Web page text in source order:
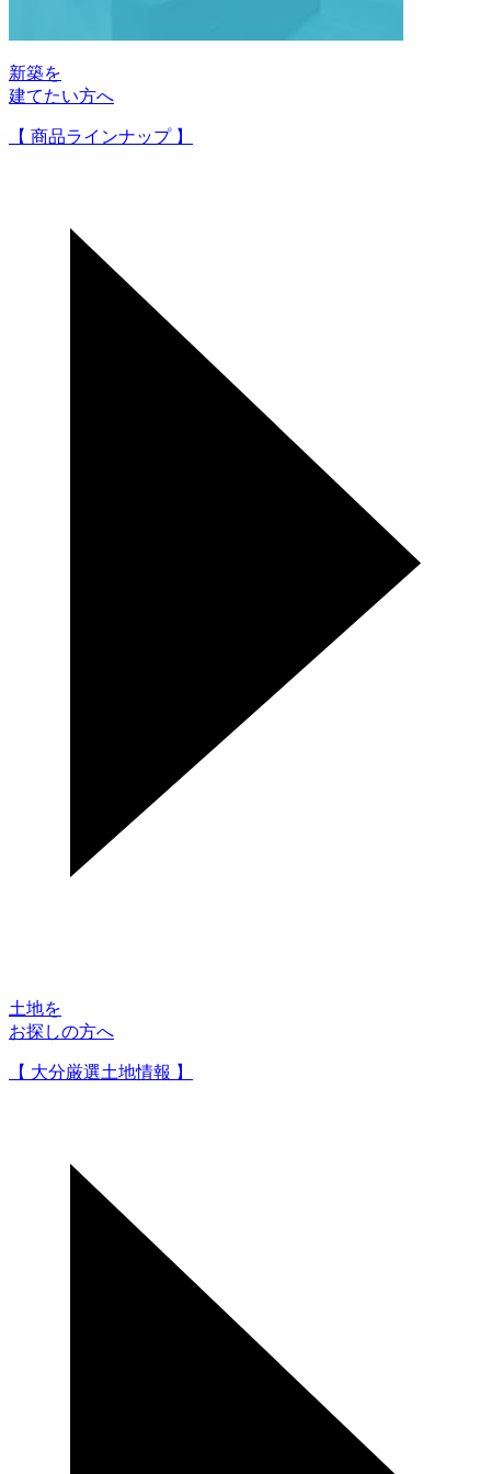
新築を
建てたい方へ
【 商品ラインナップ 】
土地を
お探しの方へ
【 大分厳選土地情報 】